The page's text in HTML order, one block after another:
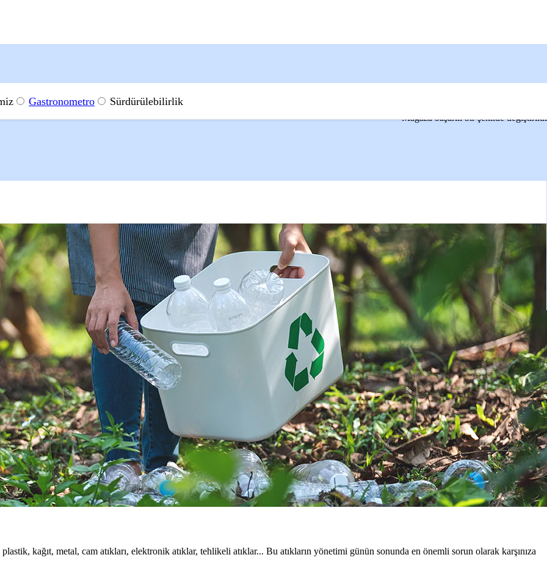
Mağaza başarılı bir şekilde değiştirildi
Gastronometro Sürdürülebilirlik
kağıt, metal, cam atıkları, elektronik atıklar, tehlikeli atıklar... Bu atıkların yönetimi günün sonunda en önemli sorun olarak karşınıza